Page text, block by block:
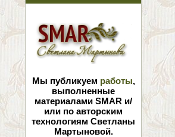
Мы публикуем работы,
выполненные
материалами SMAR и/
или по авторским
технологиям Светланы
Мартыновой.